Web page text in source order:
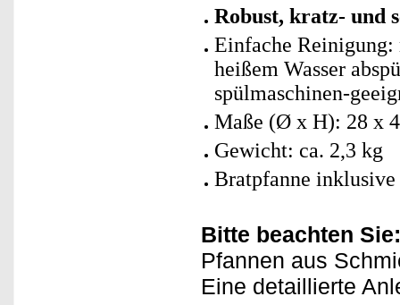
Robust, kratz- und
Einfache Reinigung:
heißem Wasser
spülmaschinen-
Maße (Ø x H): 28 x
Gewicht: ca. 2,3 kg
Bratpfanne
Bitte beachten Sie:
Pfannen aus
Eine detaillierte